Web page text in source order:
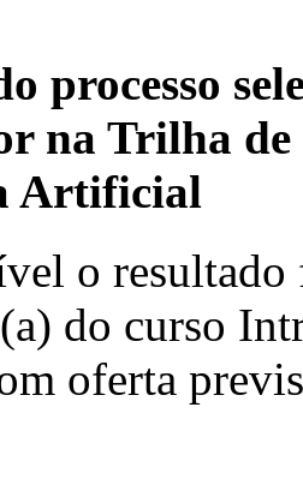
processo
na Trilha de
Artificial
o resultado
do curso
oferta